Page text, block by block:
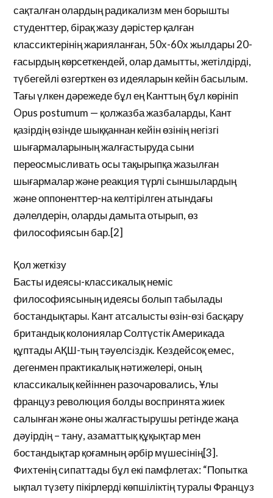
сақталған олардың радикализм мен борышты
студенттер, бірақ жазу дәрістер қалған
классиктерінің жарияланған, 50х-60х жылдары 20-
ғасырдың көрсеткендей, олар дамытты, жетілдірді,
түбегейлі өзгерткен өз идеяларын кейін басылым.
Тағы үлкен дәрежеде бұл ең Канттың бұл көрініп
Opus postumum — қолжазба жазбаларды, Кант
қазірдің өзінде шыққаннан кейін өзінің негізгі
шығармаларының жалғастыруда сыни
переосмысливать осы тақырыпқа жазылған
шығармалар және реакция түрлі сыншылардың
және оппоненттер-на келтірілген атындағы
дәлелдерін, оларды дамыта отырып, өз
философиясын бар.[2]
Қол жеткізу
Басты идеясы-классикалық неміс
философиясының идеясы болып табылады
бостандықтары. Кант атсалысты өзін-өзі басқару
британдық колониялар Солтүстік Америкада
құптады АҚШ-тың тәуелсіздік. Кездейсоқ емес,
дегенмен практикалық нәтижелері, оның
классикалық кейіннен разочаровались, Ұлы
француз революция болды воспринята жиек
салынған және оны жалғастырушы ретінде жаңа
дәуірдің – тану, азаматтық құқықтар мен
бостандықтар қоғамның әрбір мүшесінің[3].
Фихтенің сипаттады бұл екі памфлетах: “Попытка
ықпал түзету пікірлерді көпшіліктің туралы Француз